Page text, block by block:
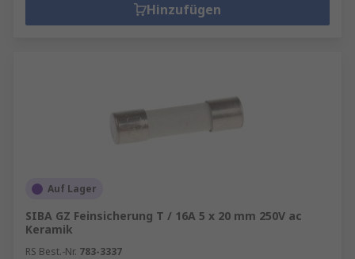
Hinzufügen
Auf Lager
SIBA GZ Feinsicherung T / 16A 5 x 20 mm 250V ac
Keramik
RS Best.-Nr. 783-3337